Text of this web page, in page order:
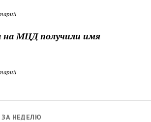
на МЦД получили имя
НЕДЕЛЮ